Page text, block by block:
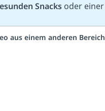
Snacks oder einer
aus einem anderen Bereich